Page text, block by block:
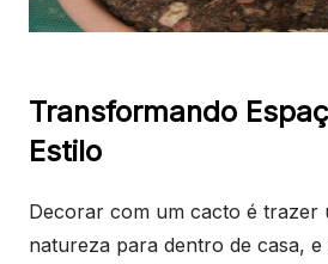
Transformando
Estilo
Decorar com um cacto é trazer
natureza para dentro de casa, e